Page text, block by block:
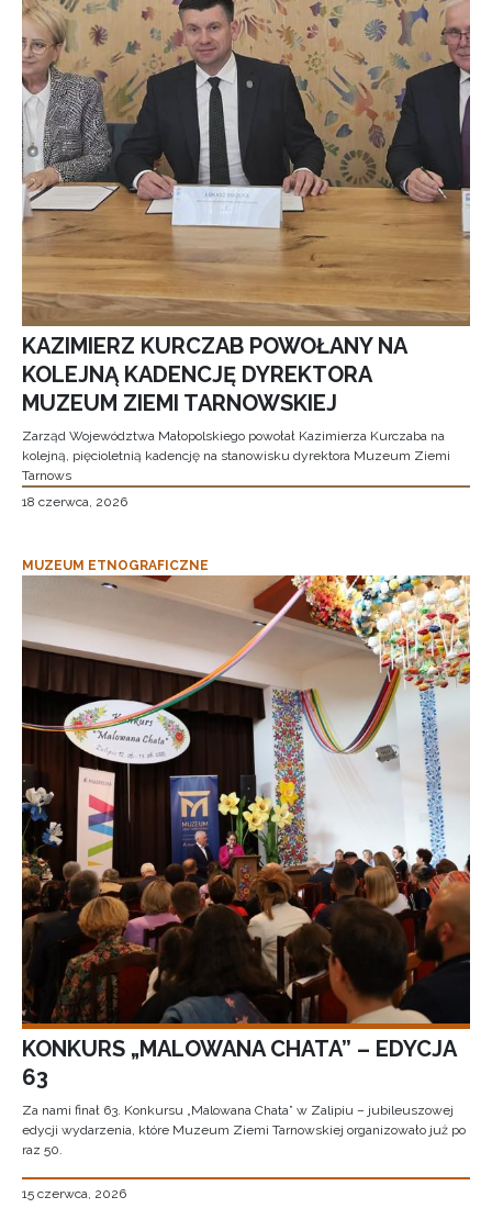
KAZIMIERZ KURCZAB POWOŁANY NA
KOLEJNĄ KADENCJĘ DYREKTORA
MUZEUM ZIEMI TARNOWSKIEJ
Zarząd Województwa Małopolskiego powołał Kazimierza Kurczaba na
kolejną, pięcioletnią kadencję na stanowisku dyrektora Muzeum Ziemi
Tarnows
18 czerwca, 2026
MUZEUM ETNOGRAFICZNE
KONKURS „MALOWANA CHATA” – EDYCJA
63
Za nami finał 63. Konkursu „Malowana Chata” w Zalipiu – jubileuszowej
edycji wydarzenia, które Muzeum Ziemi Tarnowskiej organizowało już po
raz 50.
15 czerwca, 2026